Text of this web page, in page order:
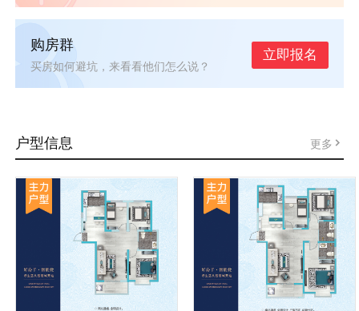
购房群
买房如何避坑，来看看他们怎么说？
立即报名
户型信息 更多